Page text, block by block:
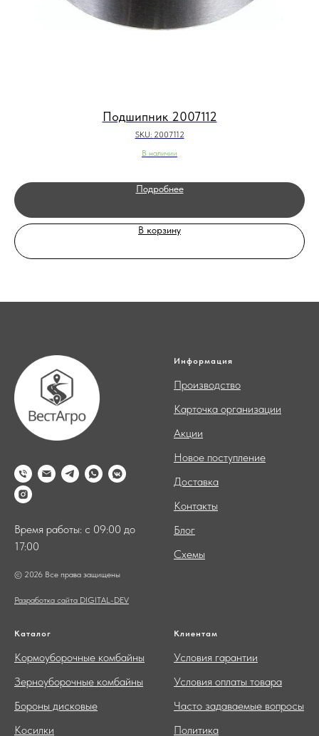
Подшипник 2007112
SKU: 2007112
В наличии
Подробнее
В корзину
Время работы: с 09:00 до
17:00
© 2026 Все права защищены
Разработка сайта DIGITAL-DEV
Информация
Производство
Карточка организации
Акции
Новое поступление
Доставка
Контакты
Блог
Схемы
Каталог
Кормоуборочные комбайны
Зерноуборочные комбайны
Бороны дисковые
Косилки
Клиентам
Условия гарантии
Условия оплаты товара
Часто задаваемые вопросы
Политика